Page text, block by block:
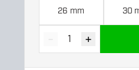
26 mm 30
Reducér antal
- Øg antal
+